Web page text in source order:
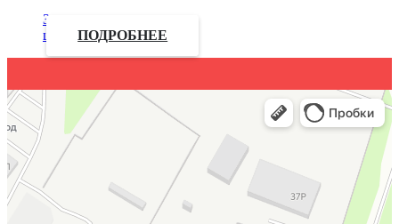
Запросить
цену
ПОДРОБНЕЕ